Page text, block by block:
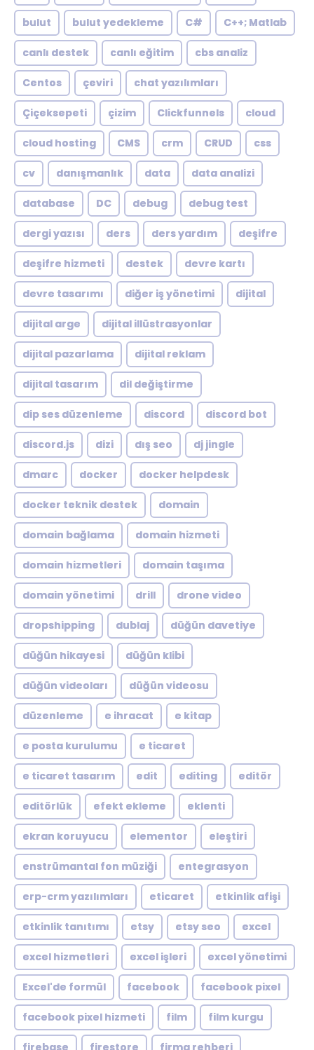
bulut bulut yedekleme C# C++; Matlab
canlı destek canlı eğitim cbs analiz
Centos çeviri chat yazılımları
Çiçeksepeti çizim Clickfunnels cloud
cloud hosting CMS crm CRUD css
cv danışmanlık data data analizi
database DC debug debug test
dergi yazısı ders ders yardım deşifre
deşifre hizmeti destek devre kartı
devre tasarımı diğer iş yönetimi dijital
dijital arge dijital illüstrasyonlar
dijital pazarlama dijital reklam
dijital tasarım dil değiştirme
dip ses düzenleme discord discord bot
discord.js dizi dış seo dj jingle
dmarc docker docker helpdesk
docker teknik destek domain
domain bağlama domain hizmeti
domain hizmetleri domain taşıma
domain yönetimi drill drone video
dropshipping dublaj düğün davetiye
düğün hikayesi düğün klibi
düğün videoları düğün videosu
düzenleme e ihracat e kitap
e posta kurulumu e ticaret
e ticaret tasarım edit editing editör
editörlük efekt ekleme eklenti
ekran koruyucu elementor eleştiri
enstrümantal fon müziği entegrasyon
erp-crm yazılımları eticaret etkinlik afişi
etkinlik tanıtımı etsy etsy seo excel
excel hizmetleri excel işleri excel yönetimi
Excel'de formül facebook facebook pixel
facebook pixel hizmeti film film kurgu
firebase firestore firma rehberi